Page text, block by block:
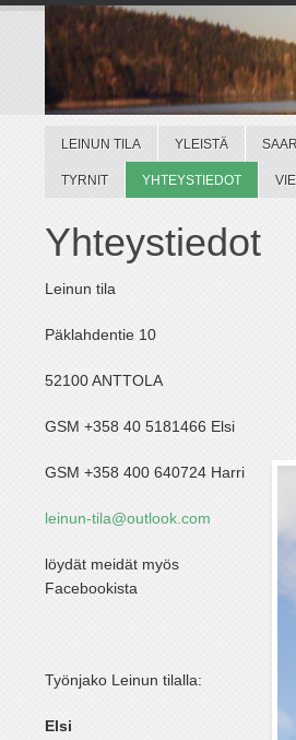
LEINUN TILA YLEISTÄ
TYRNIT YHTEYSTIEDOT
Yhteystiedot
Leinun tila
Päklahdentie 10
52100 ANTTOLA
GSM +358 40 5181466 Elsi
GSM +358 400 640724 Harri
leinun-tila@outlook.com
löydät meidät myös
Facebookista
Työnjako Leinun tilalla:
Elsi